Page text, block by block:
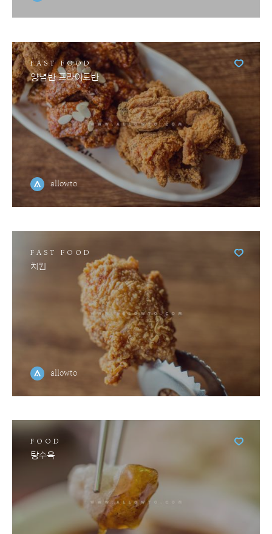
FAST FOOD
양념반 프라이드반
allowto
FAST FOOD
치킨
allowto
FOOD
탕수육